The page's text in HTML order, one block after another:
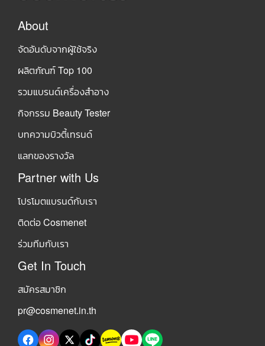
About
จัดอันดับจากผู้ใช้จริง
ผลิตภัณฑ์ Top 100
รวมแบรนด์เครื่องสำอาง
กิจกรรม Beauty Tester
บทความบิวตี้เทรนด์
แลกของรางวัล
Partner with Us
โปรโมตแบรนด์กับเรา
ติดต่อ Cosmenet
ร่วมทีมกับเรา
Get In Touch
สมัครสมาชิก
pr@cosmenet.in.th